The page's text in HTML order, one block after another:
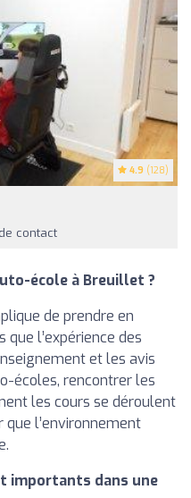
4.9 (128)
contact
école à Breuillet ?
de prendre en
l’expérience des
et les avis
écoles, rencontrer les
les cours se déroulent
l’environnement
importants dans une